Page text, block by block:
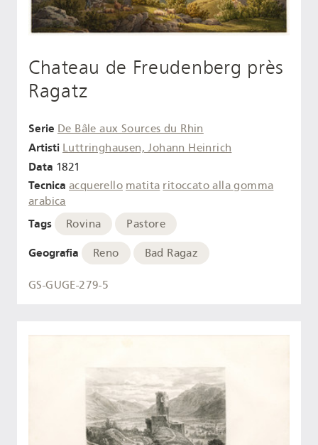
Chateau de Freudenberg près
Ragatz
Serie De Bâle aux Sources du Rhin
Artisti Luttringhausen, Johann Heinrich
Data 1821
Tecnica acquerello matita ritoccato alla gomma
arabica
Tags Rovina Pastore
Geografia Reno Bad Ragaz
GS-GUGE-279-5